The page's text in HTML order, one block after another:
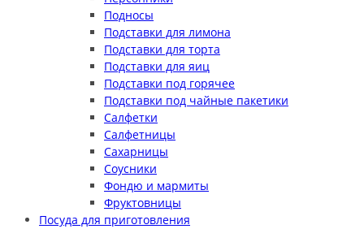
Подносы
Подставки для лимона
Подставки для торта
Подставки для яиц
Подставки под горячее
Подставки под чайные пакетики
Салфетки
Салфетницы
Сахарницы
Соусники
Фондю и мармиты
Фруктовницы
Посуда для приготовления